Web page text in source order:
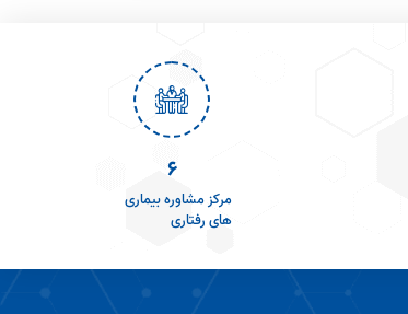
9
مرکز مشاوره بیماری
های رفتاری